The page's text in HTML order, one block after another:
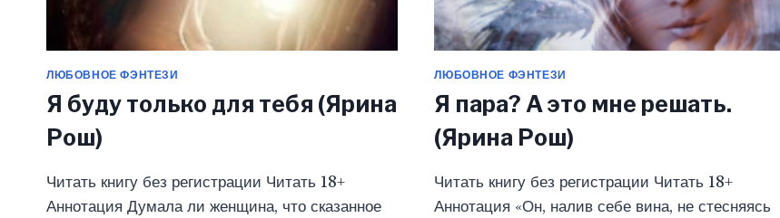
ЛЮБОВНОЕ ФЭНТЕЗИ
Я буду только для тебя (Ярина
Рош)
Читать книгу без регистрации Читать 18+
Аннотация Думала ли женщина, что сказанное
ЛЮБОВНОЕ ФЭНТЕЗИ
Я пара? А это мне решать.
(Ярина Рош)
Читать книгу без регистрации Читать 18+
Аннотация «Он, налив себе вина, не стесняясь